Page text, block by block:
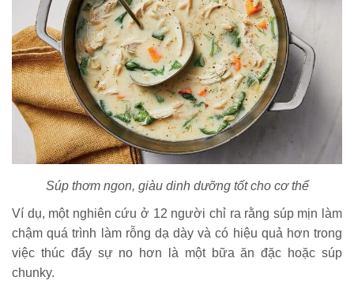
Súp thơm ngon, giàu dinh dưỡng tốt cho cơ thể
Ví dụ, một nghiên cứu ở 12 người chỉ ra rằng súp mịn làm
chậm quá trình làm rỗng dạ dày và có hiệu quả hơn trong
việc thúc đẩy sự no hơn là một bữa ăn đặc hoặc súp
chunky.